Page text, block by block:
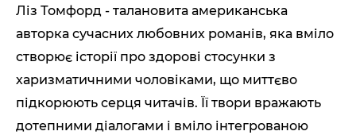
Ліз Томфорд - талановита американська
авторка сучасних любовних романів, яка вміло
створює історії про здорові стосунки з
харизматичними чоловіками, що миттєво
підкорюють серця читачів. Її твори вражають
дотепними діалогами і вміло інтегрованою